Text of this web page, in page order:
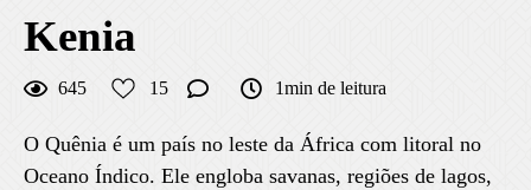
Kenia
645 15 1min de leitura
O Quênia é um país no leste da África com litoral no
Oceano Índico. Ele engloba savanas, regiões de lagos,